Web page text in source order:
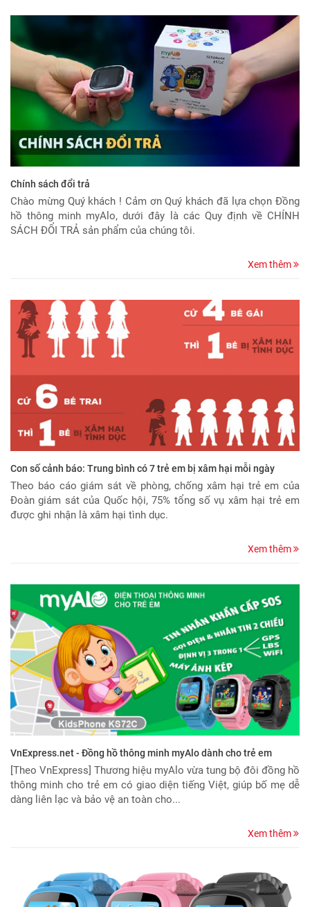
Chính sách đổi trả
Chào mừng Quý khách ! Cảm ơn Quý khách đã lựa chọn Đồng
hồ thông minh myAlo, dưới đây là các Quy định về CHÍNH
SÁCH ĐỔI TRẢ sản phẩm của chúng tôi.
Xem thêm
Con số cảnh báo: Trung bình có 7 trẻ em bị xâm hại mỗi ngày
Theo báo cáo giám sát về phòng, chống xâm hại trẻ em của
Đoàn giám sát của Quốc hội, 75% tổng số vụ xâm hại trẻ em
được ghi nhận là xâm hại tình dục.
Xem thêm
VnExpress.net - Đồng hồ thông minh myAlo dành cho trẻ em
[Theo VnExpress] Thương hiệu myAlo vừa tung bộ đôi đồng hồ
thông minh cho trẻ em có giao diện tiếng Việt, giúp bố mẹ dễ
dàng liên lạc và bảo vệ an toàn cho...
Xem thêm